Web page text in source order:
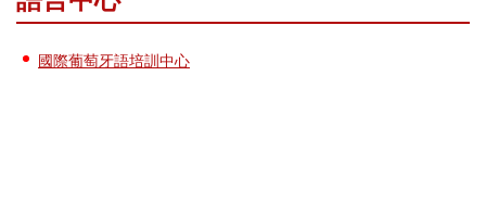
國際葡萄牙語培訓中心